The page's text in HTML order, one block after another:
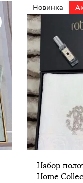
Новинка
Набор
Home